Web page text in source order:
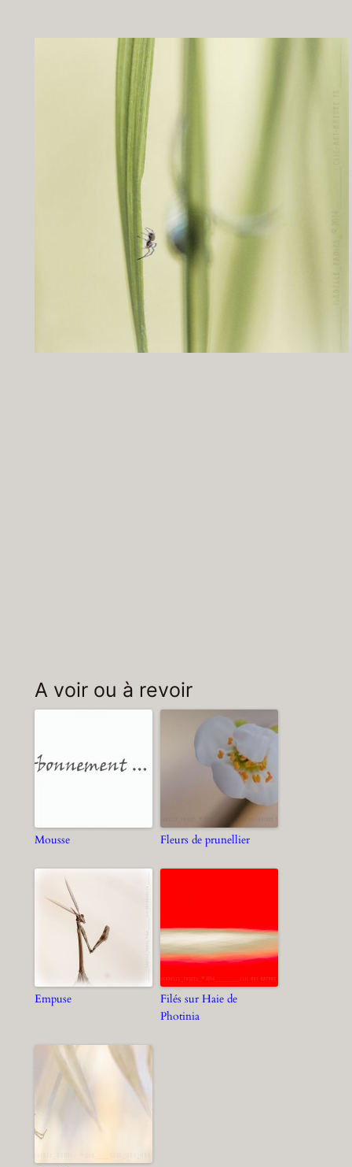
A voir ou à revoir
Mousse Fleurs de prunellier
Empuse
Filés sur Haie de
Photinia